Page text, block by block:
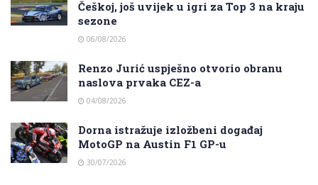
Češkoj, još uvijek u igri za Top 3 na kraju
sezone
06/08/2026
Renzo Jurić uspješno otvorio obranu
naslova prvaka CEZ-a
04/08/2026
Dorna istražuje izložbeni događaj
MotoGP na Austin F1 GP-u
30/07/2026